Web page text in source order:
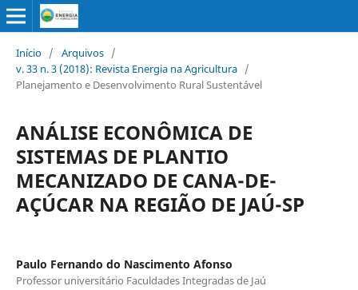
Início / Arquivos /
v. 33 n. 3 (2018): Revista Energia na Agricultura /
Planejamento e Desenvolvimento Rural Sustentável
ANÁLISE ECONÔMICA DE
SISTEMAS DE PLANTIO
MECANIZADO DE CANA-DE-
AÇÚCAR NA REGIÃO DE JAÚ-SP
Paulo Fernando do Nascimento Afonso
Professor universitário Faculdades Integradas de Jaú